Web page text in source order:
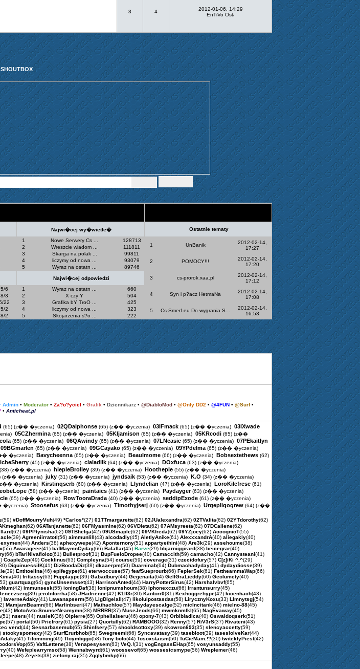
3 4
2012-01-06, 14:29
EnTiVo
SHOUTBOX
Najwi�cej wy�wietle�
Ostatnie tematy
1 Nowe Serwery Cs ...
128713
2
Wreszcie wiadom ...
111811
3
Skarga na polak ...
99811
4
liczymy od nowa ...
93079
5
Wyraz na ostatn ... 89746
1 UnBanik
2012-02-14,
17:27
2 POMOCY!!!
2012-02-14,
17:20
3 cs-prorok.xaa.pl
2012-02-14,
17:12
4 Syn i p?acz HetmaNa
2012-02-14,
17:08
5 Cs-Smerf.eu Do wygrania S...
2012-02-14,
16:53
Najwi�cej odpowiedzi
6
3
22
2
2
1 Wyraz na ostatn ...
660
2
X czy Y
504
3
Grafika bY TroO ...
425
4
liczymy od nowa ...
323
5
Skojarzenia s?o ... 222
Admin • Moderator • Za?o?yciel • Grafik • Dziennikarz • @DiabloMod • @Only DD2 • @4FUN • @Surf•
• Anticheat.pl
(65) (z�� �yczenia) 02QDalphonse (65) (z�� �yczenia) 03IFmack (65) (z�� �yczenia) 03IXwade
05CZhermina (65) (z�� �yczenia) 05KIjamison (65) (z�� �yczenia) 05KRcodi (65) (z��
(65) (z�� �yczenia) 06QAwindy (65) (z�� �yczenia) 07LNcasie (65) (z�� �yczenia) 07PEkaitlyn
09BGmarlen (65) (z�� �yczenia) 09GCayako (65) (z�� �yczenia) 09YPdelma (65) (z�� �yczenia)
�yczenia) Bavycheenna (65) (z�� �yczenia) Beaulmome (66) (z�� �yczenia) Bobsextethews (62)
(45) (z�� �yczenia) claladilk (64) (z�� �yczenia) DOxfuca (63) (z�� �yczenia)
(38) (z�� �yczenia) hiepleBrolley (39) (z�� �yczenia) Hootheple (55) (z�� �yczenia)
(z�� �yczenia) juky (31) (z�� �yczenia) jyndsaik (53) (z�� �yczenia) K.O (34) (z�� �yczenia)
�yczenia) Kirstinqserb (60) (z�� �yczenia) Llyndelian (47) (z�� �yczenia) LoroKilefrese (61)
(58) (z�� �yczenia) paintaics (41) (z�� �yczenia) Paydayger(63) (z�� �yczenia)
(65) (z�� �yczenia) RowTooraDrada (40) (z�� �yczenia) seddipExode (61) (z�� �yczenia)
�yczenia) Stoosefus (63) (z�� �yczenia) Timothyjserj (60) (z�� �yczenia) Urgepligogrew (64) (z��
(59) #DoffMourryVuh(49) *Carlos*(27) 01TTmargarette(62) 02JUalexandra(62) 02TValita(62) 02YTdorothy(62)
(62) 06ATanjanette(62) 06FMyasmine(62) 06VDleta(62) 07AMsyreeta(62) 07DCailene(62)
(62) 09PPtynisha(62) 09TBhelga(42) 09USmaple(62) 09VKfreda(62) 09YZjoey(62) AccognicT(55)
(39) Agreeniirratotl(56) aimmunlill(43) alcodadly(45) AletlyAnike(61) AlexxxandrA(40) aliegakly(40)
(44) Anders(38) aphexywepe(42) Aponternony(51) appartyethini(48) Are3k(29) assehoume(38)
(55) Awarageee(41) bafMaymnCyday(66) Balallar(45) Barve(29) bbjarniggirard(38) beicegrar(40)
(66) bTarlNivafloloz(61) Bulletproof(31) BupFueloDropee(40) Camaccith(59) camacho(42) Cannysteani(41)
CoapleZep(49) Cocklinus(63) Compleyna(54) course(59) coverage(31) czecidofury(57) C[z]iKi ^.^(29)
DiguinuessilK(41) DizBoodaDiz(38) dkaaerpm(50) Duarninab(64) Dubmachadyday(41) dydaydiosse(39)
(39) Entitoelina(46) epifegype(61) eterwoccuse(57) feafSueprourb(66) FeplerSek(61) FettheammaWap(66)
(40) frittassy(63) Fupplaype(39) Gabadbury(44) Gegenaita(64) GellGraLieddy(60) Geolumety(40)
guartquag(64) gyncUnsemsset(43) HarrisonAnted(44) HarryPotterSirus(42) Harshalvbvf(65)
(42) immunsesk(55) ioningDaf(38) Ionipnumshoum(38) Iphonexczu(66) Irrantunsurry(45)
(39) jeroInforrha(58) JHadrienne(42) K1ll3r(30) Kantorr0(31) Kexhoggrehype(42) kicenhach(43)
laverneAdaky(41) Lawanapserm(56) LigDigelall(47) likoluipostasdas(58) LirycznyKoxu(33) Llmnytsgj(54)
MamjamBeamn(66) Marlinbseri(47) Mathachloe(57) Maydayescalge(52) micIncitank(46) mielno-88(45)
(43) MotoAvto-SnunseNeamymn(38) MRRRR(37) MuseJeods(66) mwmknmfkl(65) NagEvaway(45)
(51) nsers(44) nusieK(36) OIpierre(65) Opheliaiseru(46) opony-7(43) Orbibiadica(40) Oswaldoqserk(51)
(57) portal(50) Priefrory(61) pysia(27) Quortully(62) RAMBOOO(32) Renny(57) RiV3rS(37) Rivateni(43)
vend(44) Sesnarbasemub(65) Shinfsery(57) shooldsottoxy(39) skowron693(35) slencyaccetty(59)
stookyspomexy(42) SturfErurbhob(65) Swegreemi(66) Syncavatasy(39) tasebloot(39) taseslolveKar(44)
(41) Tilomining(49) Tloymbggo(58) Tony bolo(44) Tosoxstaism(50) TuCieMam.!?(30) twiteklyPiest(42)
(65) VaftLettene(38) Venapesysem(63) VeQ.!(31) vogEngassEHap(65) vosyunsaddy(55)
(40) Wefeplearrymso(58) Wennabwyrd(61) woossevof(65) wossesicsmype(56) Wreplemer(46)
(48) Zeyets(38) zielony.raj(35) Zqglybmkp(66)